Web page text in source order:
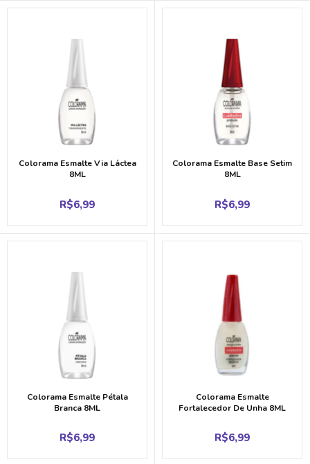
Colorama Esmalte Via Láctea
8ML
R$6,99
Colorama Esmalte Base Setim
8ML
R$6,99
Colorama Esmalte Pétala
Branca 8ML
R$6,99
Colorama Esmalte
Fortalecedor De Unha 8ML
R$6,99